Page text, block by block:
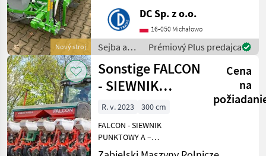
Nový stroj
(mechanisch) Serpens S005
Arbeitsbreite (m) 3
Sektionenanzahl (stk) 4
Arbeitstiefe (cm) 3 / 6 / 8 /
10
DC Sp. z o.o.
16-050 Michałowo
Sejba a
starostlivosť
o plodinu
/ Sonstige
Prémiový Plus predajca
Sonstige FALCON
- SIEWNIK
PUNKTOWY
Cena
na
R. v. 2023
300 cm
FALCON - SIEWNIK
PUNKTOWY A –
wyposażenie podstawowe: